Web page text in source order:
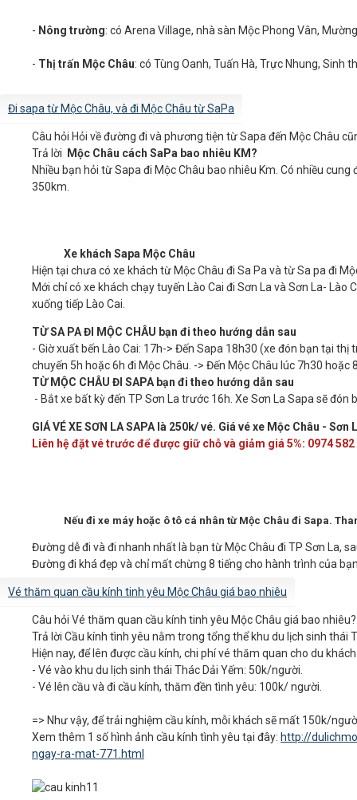
- Nông trường: có Arena Village, nhà sàn Mộc Phong Vân,
- Thị trấn Mộc Châu: có Tùng Oanh, Tuấn Hà, Trực Nhung, Sinh
Đi sapa từ Mộc Châu, và đi Mộc Châu từ SaPa
Câu hỏi Hỏi về đường đi và phương tiện từ Sapa đến Mộc Châu
Trả lời
Mộc Châu cách SaPa bao nhiêu KM?
Nhiều bạn hỏi từ Sapa đi Mộc Châu bao nhiêu Km. Có nhiều
350km.
Xe khách Sapa Mộc Châu
Hiện tại chưa có xe khách từ Mộc Châu đi Sa Pa và từ Sa pa đi
Mới chỉ có xe khách chạy tuyến Lào Cai đi Sơn La và Sơn La-
xuống tiếp Lào Cai.
TỪ SA PA ĐI MỘC CHÂU bạn đi theo hướng dẫn sau
- Giờ xuất bến Lào Cai: 17h-> Đến Sapa 18h30 (xe đón bạn tại
chuyến 5h hoặc 6h đi Mộc Châu. -> Đến Mộc Châu lúc 7h30 hoặc
TỪ MỘC CHÂU ĐI SAPA bạn đi theo hướng dẫn sau
- Bắt xe bất kỳ đến TP Sơn La trước 16h. Xe Sơn La Sapa sẽ
GIÁ VÉ XE SƠN LA SAPA là 250k/ vé. Giá vé xe Mộc Châu -
Liên hệ đặt vé trước để được giữ chỗ và giảm giá 5%: 0974 582
Nếu đi xe máy hoặc ô tô cá nhân từ Mộc Châu đi Sapa.
Đường dễ đi và đi nhanh nhất là bạn từ Mộc Châu đi TP Sơn La,
Đường đi khá đẹp và chỉ mất chừng 8 tiếng cho hành trình của
Vé thăm quan cầu kính tinh yêu Mộc Châu giá bao nhiêu
Câu hỏi Vé thăm quan cầu kính tinh yêu Mộc Châu giá bao
Trả lời Cầu kính tình yêu nằm trong tổng thể khu du lịch sinh thái
Hiện nay, để lên được cầu kính, chi phí vé thăm quan cho du
- Vé vào khu du lịch sinh thái Thác Dải Yếm: 50k/người.
- Vé lên cầu và đi cầu kính, thăm đền tình yêu: 100k/ người.
=> Như vậy, để trải nghiệm cầu kính, mỗi khách sẽ mất 150k/
Xem thêm 1 số hình ảnh cầu kính tình yêu tại đây: http://
ngay-ra-mat-771.html